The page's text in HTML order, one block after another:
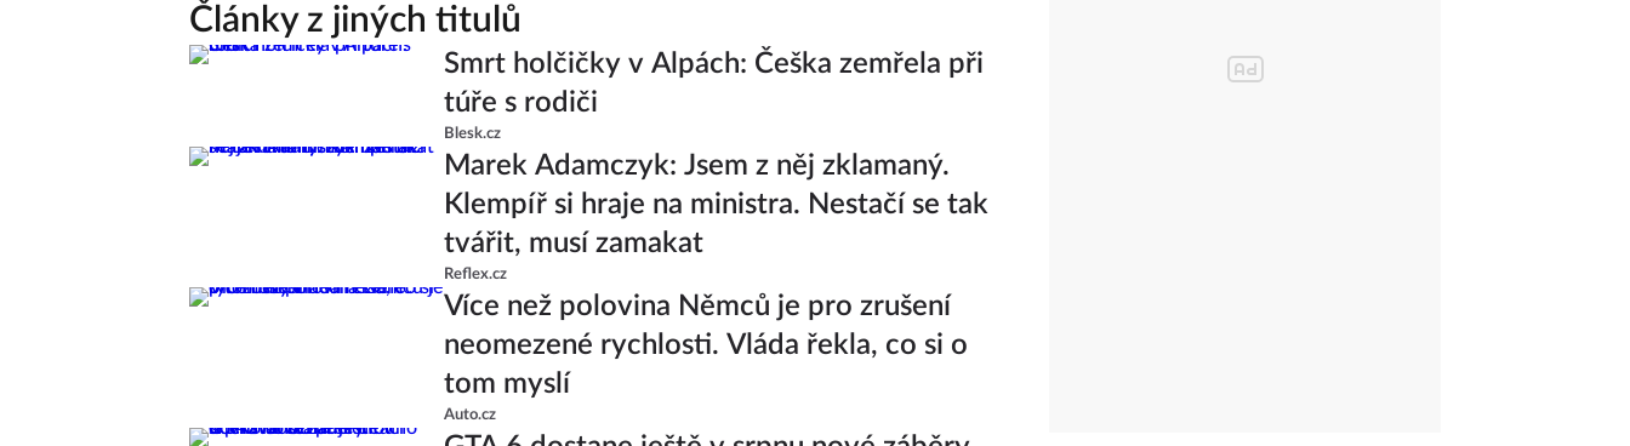
Články z jiných titulů
Smrt holčičky v Alpách: Češka zemřela při
túře s rodiči
Blesk.cz
Marek Adamczyk: Jsem z něj zklamaný.
Klempíř si hraje na ministra. Nestačí se tak
tvářit, musí zamakat
Reflex.cz
Více než polovina Němců je pro zrušení
neomezené rychlosti. Vláda řekla, co si o
tom myslí
Auto.cz